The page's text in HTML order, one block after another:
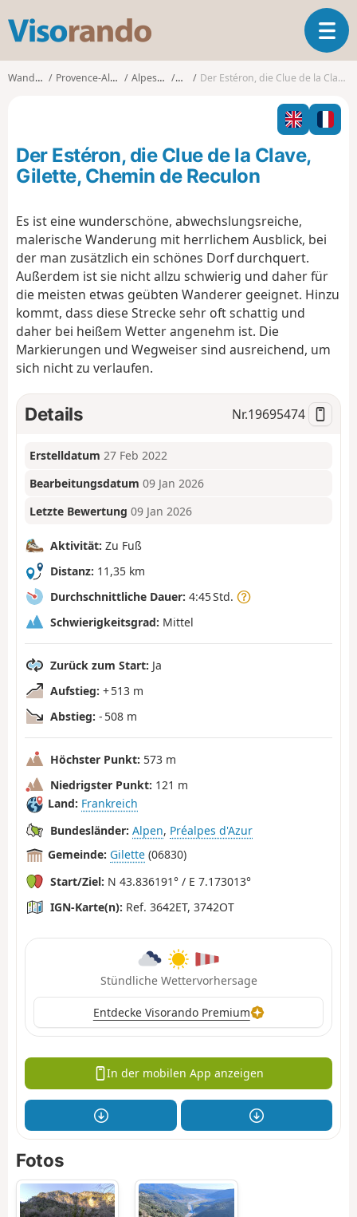
s
o
o
T
o
g
l
n
o
n
Wanderungen Provence-Alpes-Côte d'Azur Alpes-Maritimes GiletteDer Estéron, die Clue de la Clave, Gilette, Chemin de Reculon
Der Estéron, die Clue de la Clave,
Gilette, Chemin de Reculon
Es ist eine wunderschöne, abwechslungsreiche,
malerische Wanderung mit herrlichem Ausblick, bei
der man zusätzlich ein schönes Dorf durchquert.
Außerdem ist sie nicht allzu schwierig und daher für
die meisten etwas geübten Wanderer geeignet. Hinzu
kommt, dass diese Strecke sehr oft schattig und
daher bei heißem Wetter angenehm ist. Die
Markierungen und Wegweiser sind ausreichend, um
sich nicht zu verlaufen.
Details Nr.19695474
Erstelldatum 27 Feb 2022
Bearbeitungsdatum 09 Jan 2026
Letzte Bewertung 09 Jan 2026
Aktivität: Zu Fuß
Distanz: 11,35 km
Durchschnittliche Dauer: 4:45 Std.
Schwierigkeitsgrad: Mittel
Zurück zum Start: Ja
Aufstieg: + 513 m
Abstieg: - 508 m
Höchster Punkt: 573 m
Niedrigster Punkt: 121 m
Land: Frankreich
Bundesländer: Alpen, Préalpes d'Azur
Gemeinde: Gilette (06830)
Start/Ziel: N 43.836191° / E 7.173013°
IGN-Karte(n): Ref. 3642ET, 3742OT
Stündliche Wettervorhersage
Entdecke Visorando Premium
In der mobilen App anzeigen
Fotos